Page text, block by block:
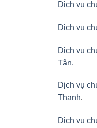
Dịch vụ
Dịch vụ
Dịch vụ
Tân.
Dịch vụ
Thạnh.
Dịch vụ